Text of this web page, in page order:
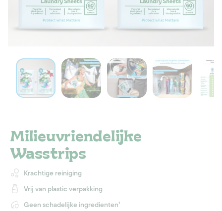
Milieuvriendelijke
Wasstrips
Krachtige reiniging
Vrij van plastic verpakking
Geen schadelijke ingredienten¹